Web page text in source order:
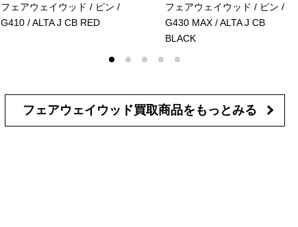
フェアウェイウッド / ピン /
G410 / ALTA J CB RED
フェアウェイウッド / ピン /
G430 MAX / ALTA J CB
BLACK
フェアウェイウッド買取商品を もっとみる